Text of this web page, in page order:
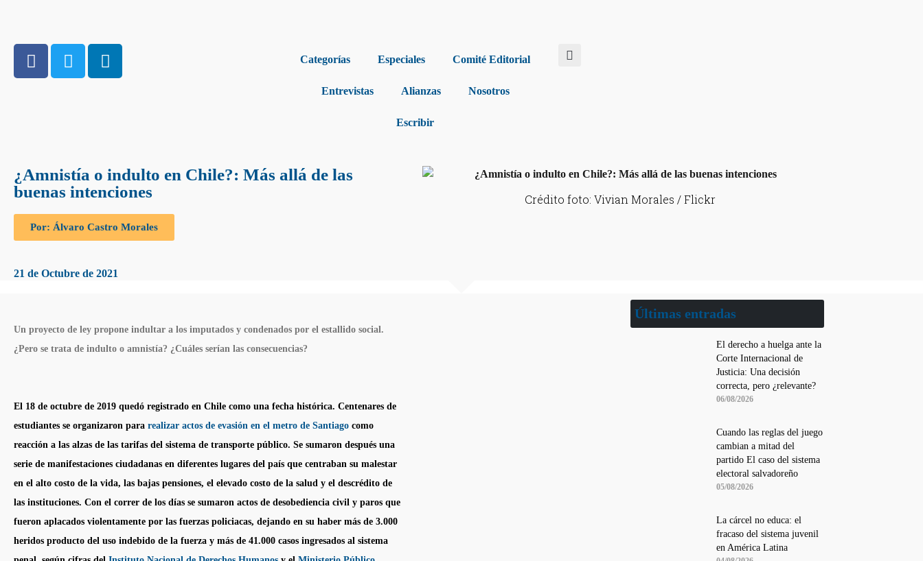
Categorías Especiales Comité Editorial
Entrevistas Alianzas Nosotros
Escribir
¿Amnistía o indulto en Chile?: Más allá de las
buenas intenciones
Por: Álvaro Castro Morales
21 de Octubre de 2021
Crédito foto: Vivian Morales / Flickr
Un proyecto de ley propone indultar a los imputados y condenados por el estallido social.
¿Pero se trata de indulto o amnistía? ¿Cuáles serían las consecuencias?
El 18 de octubre de 2019 quedó registrado en Chile como una fecha histórica. Centenares de
estudiantes se organizaron para realizar actos de evasión en el metro de Santiago como
reacción a las alzas de las tarifas del sistema de transporte público. Se sumaron después una
serie de manifestaciones ciudadanas en diferentes lugares del país que centraban su malestar
en el alto costo de la vida, las bajas pensiones, el elevado costo de la salud y el descrédito de
las instituciones. Con el correr de los días se sumaron actos de desobediencia civil y paros que
fueron aplacados violentamente por las fuerzas policiacas, dejando en su haber más de 3.000
heridos producto del uso indebido de la fuerza y más de 41.000 casos ingresados al sistema
Últimas entradas
El derecho a huelga ante la
Corte Internacional de
Justicia: Una decisión
correcta, pero ¿relevante?
06/08/2026
Cuando las reglas del juego
cambian a mitad del
partido El caso del sistema
electoral salvadoreño
05/08/2026
La cárcel no educa: el
fracaso del sistema juvenil
en América Latina